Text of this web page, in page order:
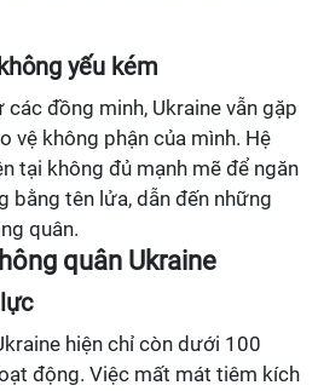
yếu kém
đồng minh, Ukraine vẫn gặp
vệ không phận của mình. Hệ
tại không đủ mạnh mẽ để ngăn
bằng tên lửa, dẫn đến những
quân.
quân Ukraine
hiện chỉ còn dưới 100
động. Việc mất mát tiêm kích